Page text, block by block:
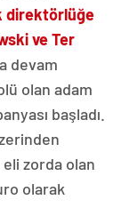
direktörlüğe
ve Ter
devam
olan adam
başladı.
zorda olan
olarak